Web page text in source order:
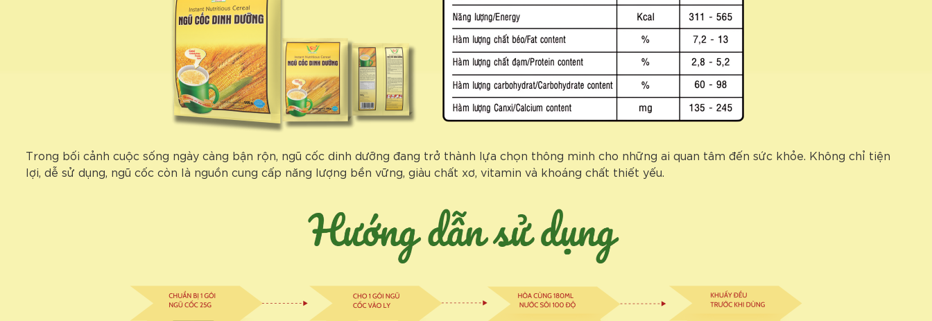
Trong bối cảnh cuộc sống ngày càng bận rộn, ngũ cốc dinh dưỡng đang trở thành lựa chọn thông minh cho những ai quan tâm đến sức khỏe. Không chỉ tiện
lợi, dễ sử dụng, ngũ cốc còn là nguồn cung cấp năng lượng bền vững, giàu chất xơ, vitamin và khoáng chất thiết yếu.